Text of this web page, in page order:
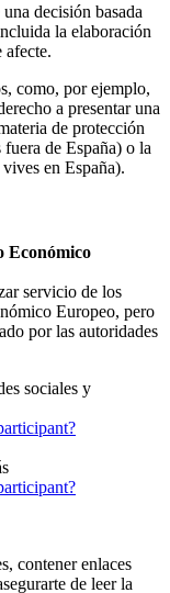
decisión basada
la elaboración
afecte.
como, por ejemplo,
a presentar una
de protección
de España) o la
en España).
Económico
servicio de los
Europeo, pero
por las autoridades
sociales y
contener enlaces
de leer la